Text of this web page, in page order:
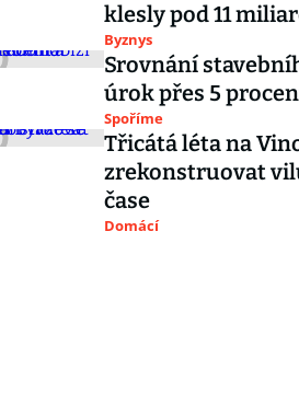
klesly pod 11
Byznys
Srovnání
úrok přes 5
Spoříme
Třicátá léta na
zrekonstruovat
čase
Domácí